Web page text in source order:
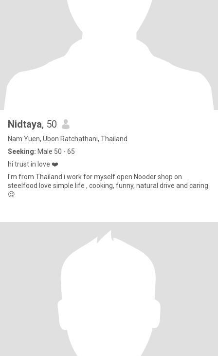
Nidtaya, 50
Nam Yuen, Ubon Ratchathani, Thailand
Seeking: Male 50 - 65
hi trust in love ❤️
I'm from Thailand i work for myself open Nooder shop on
steelfood love simple life , cooking, funny, natural drive and caring
😉